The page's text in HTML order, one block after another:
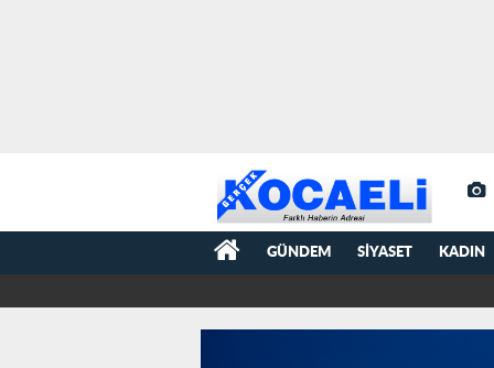
GÜNDEM SIYASET KADIN